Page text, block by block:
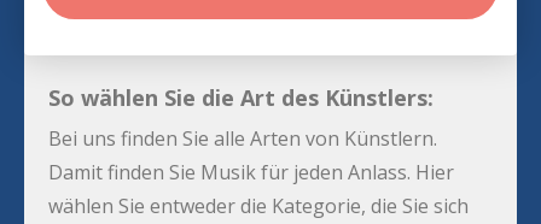
So wählen Sie die Art des Künstlers:
Bei uns finden Sie alle Arten von Künstlern.
Damit finden Sie Musik für jeden Anlass. Hier
wählen Sie entweder die Kategorie, die Sie sich